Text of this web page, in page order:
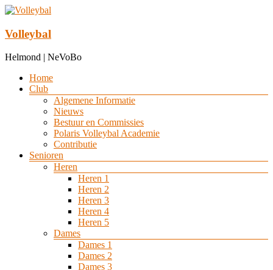
Ga
de
inhoud
Volleybal
Helmond | NeVoBo
Menu
Home
Club
Algemene Informatie
Nieuws
Bestuur en Commissies
Polaris Volleybal Academie
Contributie
Senioren
Heren
Heren 1
Heren 2
Heren 3
Heren 4
Heren 5
Dames
Dames 1
Dames 2
Dames 3